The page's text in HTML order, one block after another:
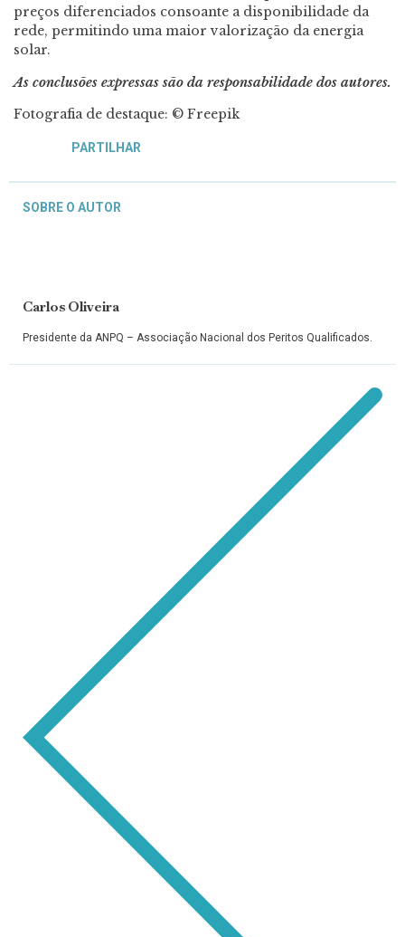
preços diferenciados consoante a disponibilidade da
rede, permitindo uma maior valorização da energia
solar.
As conclusões expressas são da responsabilidade dos autores.
Fotografia de destaque: © Freepik
PARTILHAR
SOBRE O AUTOR
Carlos Oliveira
Presidente da ANPQ – Associação Nacional dos Peritos Qualificados.